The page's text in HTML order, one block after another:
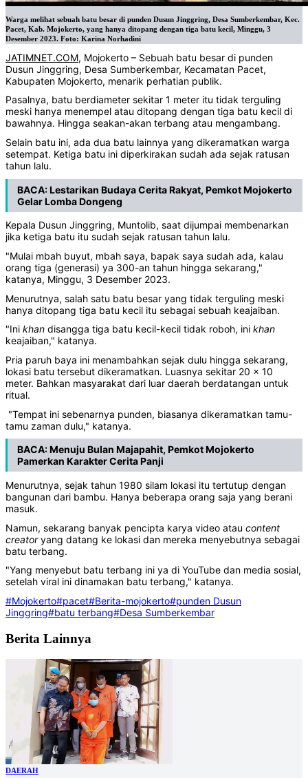
Warga melihat sebuah batu besar di punden Dusun Jinggring, Desa Sumberkembar, Kec.
Pacet, Kab. Mojokerto, yang hanya ditopang dengan tiga batu kecil, Minggu, 3
Desember 2023. Foto: Karina Norhadini
JATIMNET.COM, Mojokerto – Sebuah batu besar di punden
Dusun Jinggring, Desa Sumberkembar, Kecamatan Pacet,
Kabupaten Mojokerto, menarik perhatian publik.
Pasalnya, batu berdiameter sekitar 1 meter itu tidak terguling
meski hanya menempel atau ditopang dengan tiga batu kecil di
bawahnya. Hingga seakan-akan terbang atau mengambang.
Selain batu ini, ada dua batu lainnya yang dikeramatkan warga
setempat. Ketiga batu ini diperkirakan sudah ada sejak ratusan
tahun lalu.
BACA:Lestarikan Budaya Cerita Rakyat, Pemkot Mojokerto
Gelar Lomba Dongeng
Kepala Dusun Jinggring, Muntolib, saat dijumpai membenarkan
jika ketiga batu itu sudah sejak ratusan tahun lalu.
"Mulai mbah buyut, mbah saya, bapak saya sudah ada, kalau
orang tiga (generasi) ya 300-an tahun hingga sekarang,"
katanya, Minggu, 3 Desember 2023.
Menurutnya, salah satu batu besar yang tidak terguling meski
hanya ditopang tiga batu kecil itu sebagai sebuah keajaiban.
"Ini khan disangga tiga batu kecil-kecil tidak roboh, ini khan
keajaiban," katanya.
Pria paruh baya ini menambahkan sejak dulu hingga sekarang,
lokasi batu tersebut dikeramatkan. Luasnya sekitar 20 x 10
meter. Bahkan masyarakat dari luar daerah berdatangan untuk
ritual.
"Tempat ini sebenarnya punden, biasanya dikeramatkan tamu-
tamu zaman dulu," katanya.
BACA:Menuju Bulan Majapahit, Pemkot Mojokerto
Pamerkan Karakter Cerita Panji
Menurutnya, sejak tahun 1980 silam lokasi itu tertutup dengan
bangunan dari bambu. Hanya beberapa orang saja yang berani
masuk.
Namun, sekarang banyak pencipta karya video atau content
creatoryang datang ke lokasi dan mereka menyebutnya sebagai
batu terbang.
"Yang menyebut batu terbang ini ya di YouTube dan media sosial,
setelah viral ini dinamakan batu terbang," katanya.
#Mojokerto#pacet#Berita-mojokerto#punden Dusun
Jinggring#batu terbang#Desa Sumberkembar
Berita Lainnya
DAERAH